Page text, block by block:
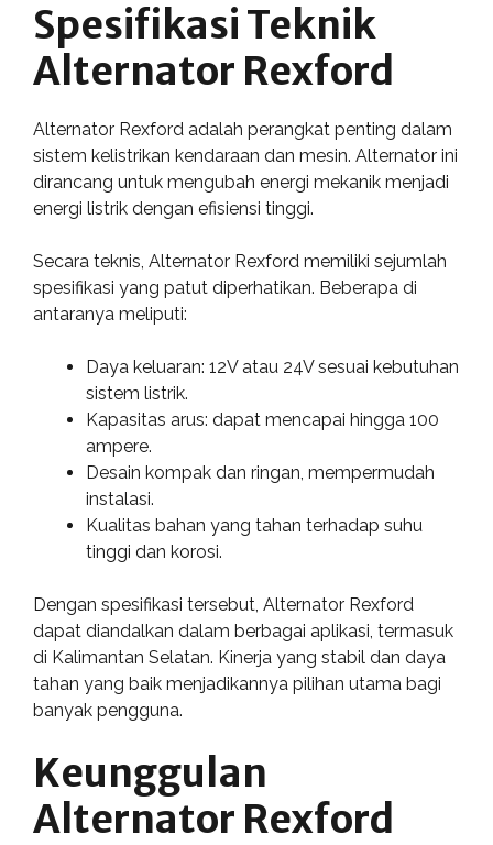
Spesifikasi Teknik
Alternator Rexford
Alternator Rexford adalah perangkat penting dalam
sistem kelistrikan kendaraan dan mesin. Alternator ini
dirancang untuk mengubah energi mekanik menjadi
energi listrik dengan efisiensi tinggi.
Secara teknis, Alternator Rexford memiliki sejumlah
spesifikasi yang patut diperhatikan. Beberapa di
antaranya meliputi:
Daya keluaran: 12V atau 24V sesuai kebutuhan
sistem listrik.
Kapasitas arus: dapat mencapai hingga 100
ampere.
Desain kompak dan ringan, mempermudah
instalasi.
Kualitas bahan yang tahan terhadap suhu
tinggi dan korosi.
Dengan spesifikasi tersebut, Alternator Rexford
dapat diandalkan dalam berbagai aplikasi, termasuk
di Kalimantan Selatan. Kinerja yang stabil dan daya
tahan yang baik menjadikannya pilihan utama bagi
banyak pengguna.
Keunggulan
Alternator Rexford